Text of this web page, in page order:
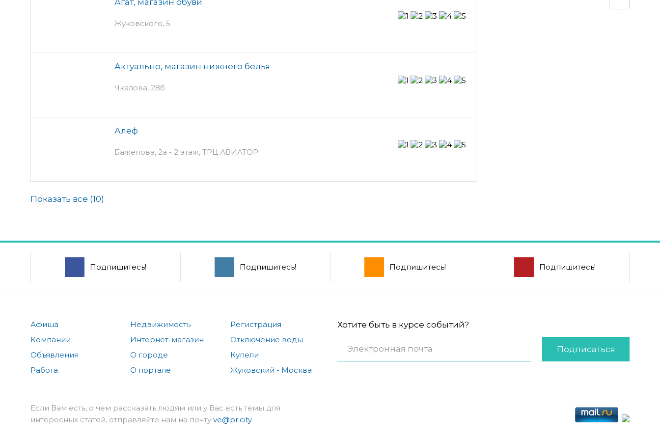
Жуковского, 5
Актуально, магазин нижнего белья
Чкалова, 28б
Алеф
Баженова, 2а - 2 этаж, ТРЦ АВИАТОР
Показать все (10)
Подпишитесь! Подпишитесь! Подпишитесь! Подпишитесь!
Афиша
Компании
Объявления
Работа
Недвижимость
Интернет-магазин
О городе
О портале
Регистрация
Отключение воды
Купели
Жуковский - Москва
Хотите быть в курсе событий?
Подписаться
Если Вам есть, о чем рассказать людям или у Вас есть темы для
интересных статей, отправляйте нам на почту ve@pr.city